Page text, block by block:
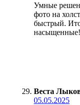
Умные
фото на
быстрый.
насыщенные!
Веста
05.05.2025